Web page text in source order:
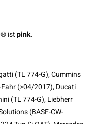
istpink.
(TL 774-G), Cummins
Fahr (>04/2017), Ducati
(TL 774-G), Liebherr
(BASF-CW-